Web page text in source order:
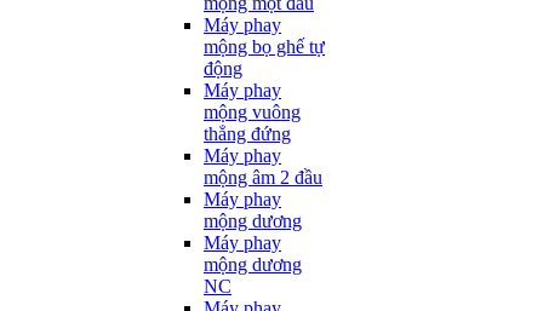
Máy phay
mộng bọ ghế tự
động
Máy phay
mộng vuông
thẳng đứng
Máy phay
mộng âm 2 đầu
Máy phay
mộng dương
Máy phay
mộng dương
NC